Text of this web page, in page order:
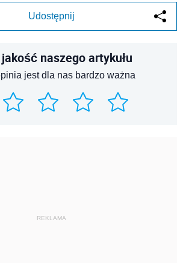
Udostępnij
naszego artykułu
jest dla nas bardzo ważna
REKLAMA